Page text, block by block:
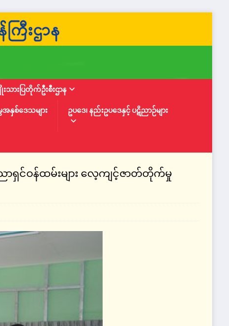
ားပြတိုက်ဦးစီးဌာန
နှစ်ဒေသများ ဥပဒေ၊ နည်းဥပဒေနှင့် ပဋိညာဉ်များ
ာရှင်ဝန်ထမ်းများ လေ့ကျင့်ဇာတ်တိုက်မှု